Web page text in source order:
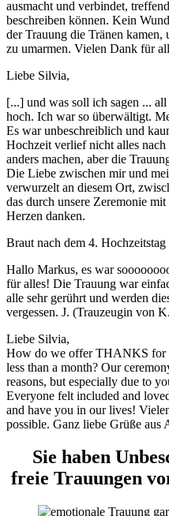
ausmacht und verbindet,
beschreiben können. Kein
der Trauung die Tränen kamen,
zu umarmen. Vielen Dank für
Liebe Silvia,
[...] und was soll ich sagen ...
hoch. Ich war so überwältigt.
Es war unbeschreiblich und
Hochzeit verlief nicht alles
anders machen, aber die
Die Liebe zwischen mir und
verwurzelt an diesem Ort,
das durch unsere Zeremonie
Herzen danken.
Braut nach dem 4. Hochzeitstag
Hallo Markus, es war
für alles! Die Trauung war
alle sehr gerührt und werden
vergessen. J. (Trauzeugin von
Liebe Silvia,
How do we offer THANKS for
less than a month? Our
reasons, but especially due to
Everyone felt included and
and have you in our lives!
possible. Ganz liebe Grüße aus
Sie haben
freie Trauungen